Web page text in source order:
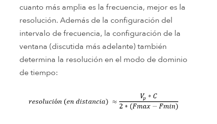
cuanto más amplia es la frecuencia, mejor es la
resolución. Además de la configuración del
intervalo de frecuencia, la configuración de la
ventana (discutida más adelante) también
determina la resolución en el modo de dominio
de tiempo: